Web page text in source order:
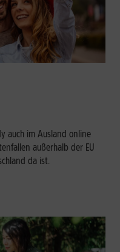
auch im Ausland online
außerhalb der EU
da ist.